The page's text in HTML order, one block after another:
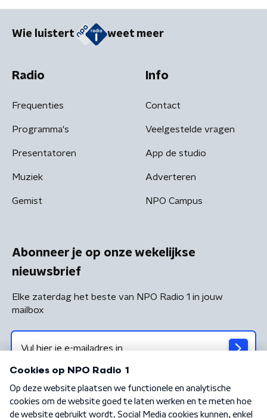
Wie luistert weet meer
Radio
Frequenties
Programma's
Presentatoren
Muziek
Gemist
Info
Contact
Veelgestelde vragen
App de studio
Adverteren
NPO Campus
Abonneer je op onze wekelijkse
nieuwsbrief
Elke zaterdag het beste van NPO Radio 1 in jouw
mailbox